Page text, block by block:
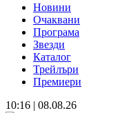
Новини
Очаквани
Програма
Звезди
Каталог
Трейлъри
Премиери
10:16 | 08.08.26